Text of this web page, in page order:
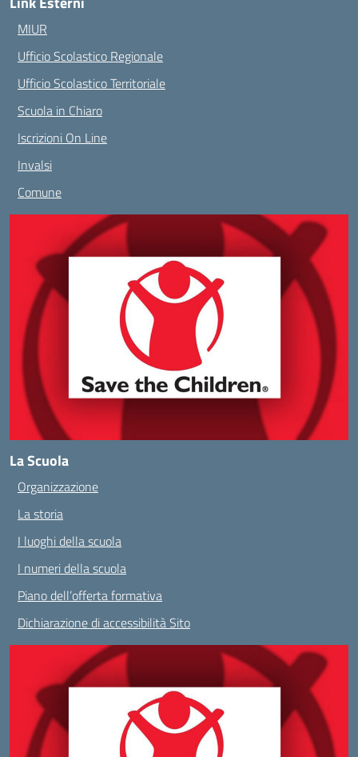
MIUR
Ufficio Scolastico Regionale
Ufficio Scolastico Territoriale
Scuola in Chiaro
Iscrizioni On Line
Invalsi
Comune
La Scuola
Organizzazione
La storia
I luoghi della scuola
I numeri della scuola
Piano dell’offerta formativa
Dichiarazione di accessibilità Sito